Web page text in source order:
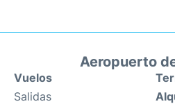
Aeropuerto
Vuelos
Salidas